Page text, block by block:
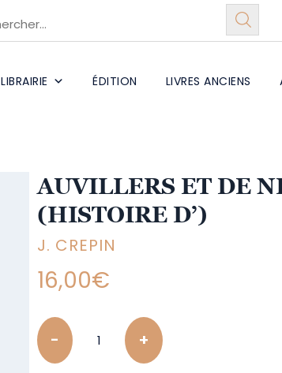
LIBRAIRIE ÉDITION LIVRES ANCIENS
AUVILLERS ET DE
(HISTOIRE D’)
J. CREPIN
16,00€
Quantity